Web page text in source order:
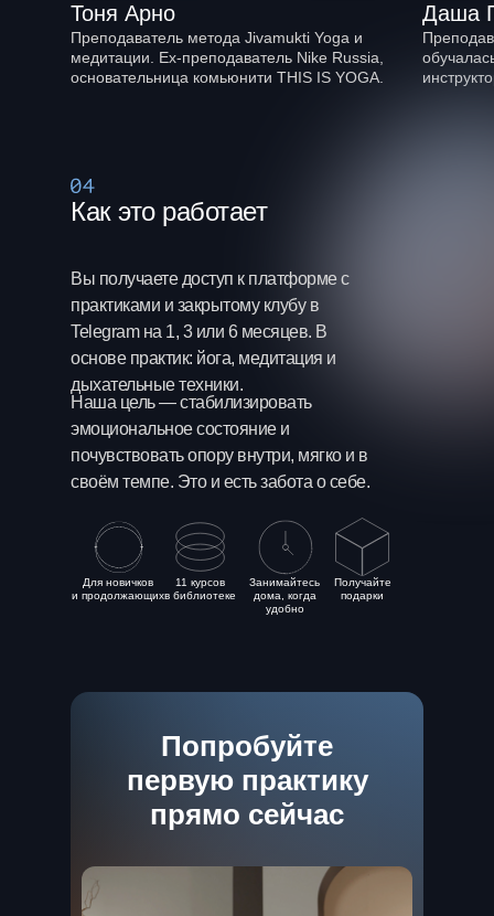
Даша
Тоня Арно
Преподаватель метода Jivamukti Yoga и
медитации. Ex-преподаватель Nike Russia,
основательница комьюнити THIS IS YOGA.
Как это работает
Наша цель — стабилизировать
эмоциональное состояние и
почувствовать опору внутри, мягко и в
своём темпе. Это и есть забота о себе.
Вы получаете доступ к платформе с
практиками и закрытому клубу в
Telegram на 1, 3 или 6 месяцев. В
основе практик: йога, медитация и
дыхательные техники.
Для новичков
и продолжающих
11 курсов
в библиотеке
Занимайтесь
дома, когда
удобно
Получайте
подарки
Попробуйте
первую практику
прямо сейчас